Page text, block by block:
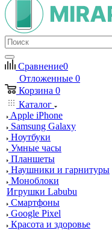
Сравнение0
Отложенные 0
Корзина 0
Каталог
Apple iPhone
Samsung Galaxy
Ноутбуки
Умные часы
Планшеты
Наушники и гарнитуры
Моноблоки
Игрушки Labubu
Смартфоны
Google Pixel
Красота и здоровье